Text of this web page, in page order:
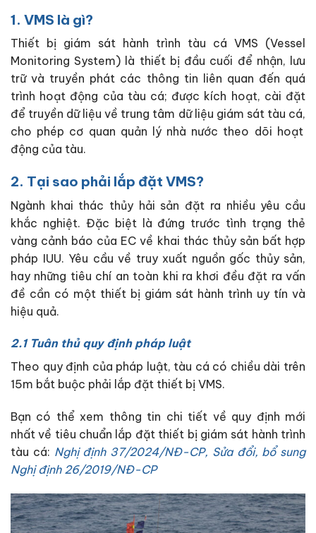
1. VMS là gì?
Thiết bị giám sát hành trình tàu cá VMS (Vessel
Monitoring System) là thiết bị đầu cuối để nhận, lưu
trữ và truyền phát các thông tin liên quan đến quá
trình hoạt động của tàu cá; được kích hoạt, cài đặt
để truyền dữ liệu về trung tâm dữ liệu giám sát tàu cá,
cho phép cơ quan quản lý nhà nước theo dõi hoạt
động của tàu.
2. Tại sao phải lắp đặt VMS?
Ngành khai thác thủy hải sản đặt ra nhiều yêu cầu
khắc nghiệt. Đặc biệt là đứng trước tình trạng thẻ
vàng cảnh báo của EC về khai thác thủy sản bất hợp
pháp IUU. Yêu cầu về truy xuất nguồn gốc thủy sản,
hay những tiêu chí an toàn khi ra khơi đều đặt ra vấn
đề cần có một thiết bị giám sát hành trình uy tín và
hiệu quả.
2.1 Tuân thủ quy định pháp luật
Theo quy định của pháp luật, tàu cá có chiều dài trên
15m bắt buộc phải lắp đặt thiết bị VMS.
Bạn có thể xem thông tin chi tiết về quy định mới
nhất về tiêu chuẩn lắp đặt thiết bị giám sát hành trình
tàu cá: Nghị định 37/2024/NĐ-CP, Sửa đổi, bổ sung
Nghị định 26/2019/NĐ-CP